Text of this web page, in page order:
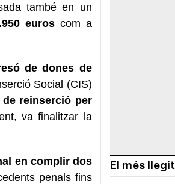
també en un
euros com a
de dones de
Social (CIS)
de reinserció per
va finalitzar la
en complir dos
penals fins
El més llegit